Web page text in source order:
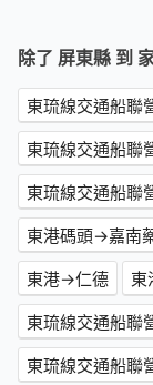
除了 屏東縣 到
東琉線交通船聯
東琉線交通船聯
東琉線交通船聯
東港碼頭→嘉南
東港→仁德
東
東琉線交通船聯
東琉線交通船聯